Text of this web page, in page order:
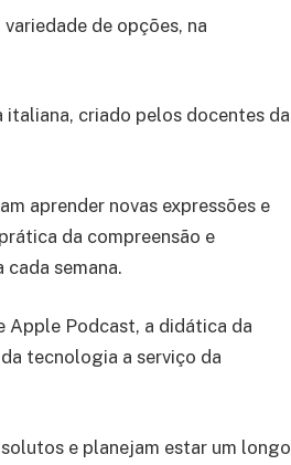
de opções, na
italiana, criado pelos docentes da
aprender novas expressões e
da compreensão e
semana.
Apple Podcast, a didática da
tecnologia a serviço da
e planejam estar um longo